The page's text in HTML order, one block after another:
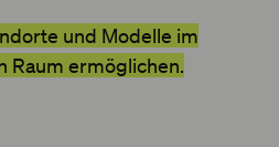
und Modelle im
Raum ermöglichen.